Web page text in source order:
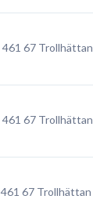
461 67 Trollhättan
461 67 Trollhättan
461 67 Trollhättan